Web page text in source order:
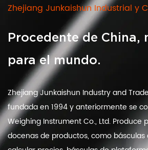
Zhejiang Junkaishun Industrial y
Procedente de China,
para el mundo.
Zhejiang Junkaishun Industry and
fundada en 1994 y anteriormente se
Weighing Instrument Co., Ltd. Produce
docenas de productos, como